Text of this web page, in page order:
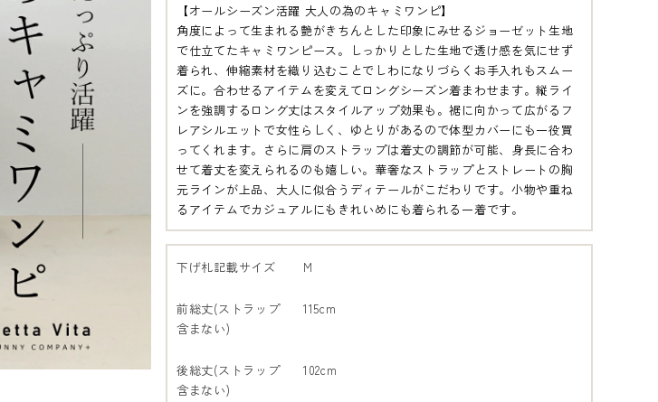
【オールシーズン活躍 大人の為のキャミワンピ】
角度によって生まれる艶がきちんとした印象にみせるジョーゼット生地
で仕立てたキャミワンピース。しっかりとした生地で透け感を気にせず
着られ、伸縮素材を織り込むことでしわになりづらくお手入れもスムー
ズに。合わせるアイテムを変えてロングシーズン着まわせます。縦ライ
ンを強調するロング丈はスタイルアップ効果も。裾に向かって広がるフ
レアシルエットで女性らしく、ゆとりがあるので体型カバーにも一役買
ってくれます。さらに肩のストラップは着丈の調節が可能、身長に合わ
せて着丈を変えられるのも嬉しい。華奢なストラップとストレートの胸
元ラインが上品、大人に似合うディテールがこだわりです。小物や重ね
るアイテムでカジュアルにもきれいめにも着られる一着です。
下げ札記載サイズ M
前総丈(ストラップ
含まない)
115cm
後総丈(ストラップ
含まない)
102cm